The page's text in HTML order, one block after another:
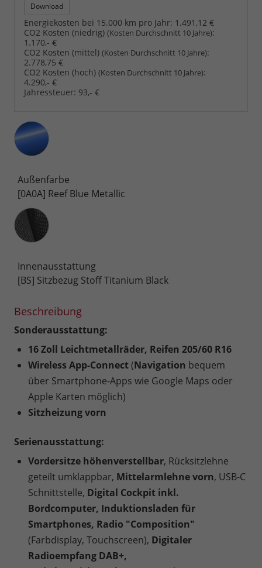
Download
Energiekosten bei 15.000 km pro Jahr: 1.491,12 €
CO2 Kosten (niedrig) (Kosten Durchschnitt 10 Jahre):
1.170,- €
CO2 Kosten (mittel) (Kosten Durchschnitt 10 Jahre):
2.778,75 €
CO2 Kosten (hoch) (Kosten Durchschnitt 10 Jahre):
4.290,- €
Jahressteuer: 93,- €
Außenfarbe
[0A0A] Reef Blue Metallic
Innenausstattung
Innenausstattung
[BS] Sitzbezug Stoff Titanium Black
Beschreibung
Sonderausstattung:
16 Zoll Leichtmetallräder, Reifen 205/60 R16
Wireless App-Connect(Navigation bequem
über Smartphone-Apps wie Google Maps oder
Apple Karten möglich)
Sitzheizung vorn
Serienausstattung:
Vordersitze höhenverstellbar, Rücksitzlehne
geteilt umklappbar, Mittelarmlehne vorn, USB-C
Schnittstelle, Digital Cockpit inkl.
Bordcomputer, Induktionsladen für
Smartphones, Radio "Composition"
(Farbdisplay, Touchscreen), Digitaler
Radioempfang DAB+,